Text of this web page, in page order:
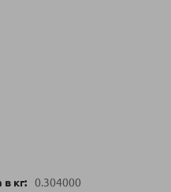
0.304000